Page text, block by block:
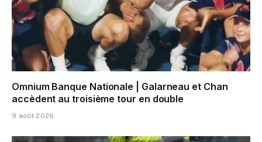
Omnium Banque Nationale | Galarneau et Chan
accèdent au troisième tour en double
9 août 2026